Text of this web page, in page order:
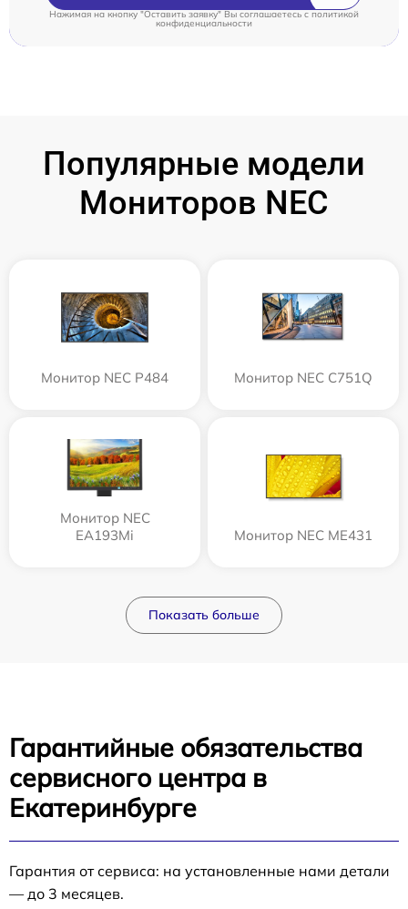
Нажимая на кнопку "Оставить заявку" Вы соглашаетесь cполитикой
конфиденциальности
Популярные модели
Мониторов NEC
Монитор NEC P484 Монитор NEC C751Q
Монитор NEC
EA193Mi
Монитор NEC ME431
Показать больше
Гарантийные обязательства
сервисного центра в
Екатеринбурге
Гарантия от сервиса: на установленные нами детали
— до 3 месяцев.